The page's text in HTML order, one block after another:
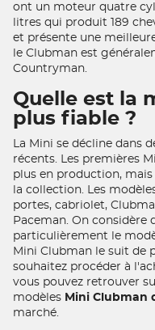
ont un moteur quatre
litres qui produit 189
et présente une
le Clubman est
Countryman.
Quelle est la
plus fiable ?
La Mini se décline dans
récents. Les premières
plus en production,
la collection. Les
portes, cabriolet,
Paceman. On considère
particulièrement le
Mini Clubman le suit de
souhaitez procéder à
vous pouvez retrouver
modèles Mini Clubman
marché.